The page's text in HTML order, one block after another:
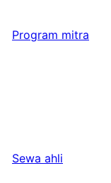
Program mitra
Sewa ahli